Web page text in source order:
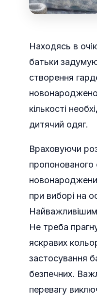
Находясь в
батьки
створення
кількості
дитячий одяг.
Враховуючи
пропонованого
при виборі на
Не треба
яскравих
застосування
безпечних.
перевагу